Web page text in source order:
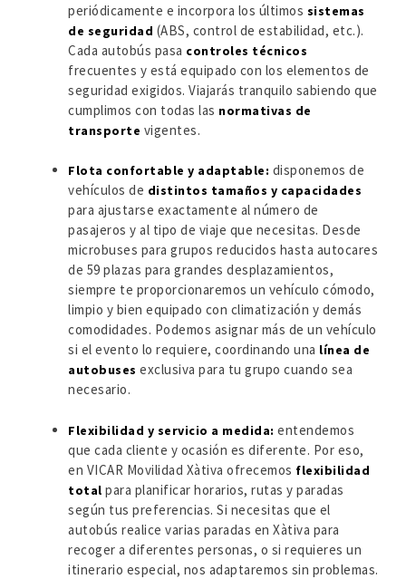
periódicamente e incorpora los últimos sistemas
de seguridad (ABS, control de estabilidad, etc.).
Cada autobús pasa controles técnicos
frecuentes y está equipado con los elementos de
seguridad exigidos. Viajarás tranquilo sabiendo que
cumplimos con todas las normativas de
transporte vigentes.
Flota confortable y adaptable: disponemos de
vehículos de distintos tamaños y capacidades
para ajustarse exactamente al número de
pasajeros y al tipo de viaje que necesitas. Desde
microbuses para grupos reducidos hasta autocares
de 59 plazas para grandes desplazamientos,
siempre te proporcionaremos un vehículo cómodo,
limpio y bien equipado con climatización y demás
comodidades. Podemos asignar más de un vehículo
si el evento lo requiere, coordinando una línea de
autobuses exclusiva para tu grupo cuando sea
necesario.
Flexibilidad y servicio a medida: entendemos
que cada cliente y ocasión es diferente. Por eso,
en VICAR Movilidad Xàtiva ofrecemos flexibilidad
total para planificar horarios, rutas y paradas
según tus preferencias. Si necesitas que el
autobús realice varias paradas en Xàtiva para
recoger a diferentes personas, o si requieres un
itinerario especial, nos adaptaremos sin problemas.